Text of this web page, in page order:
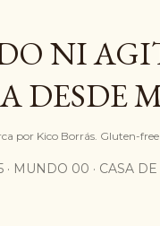
NI
DESDE
por Kico Borrás. Gluten-
MUNDO 00 CASA